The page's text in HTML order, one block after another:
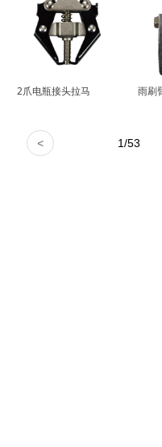
2爪电瓶接头拉马 雨刷
< 1/53